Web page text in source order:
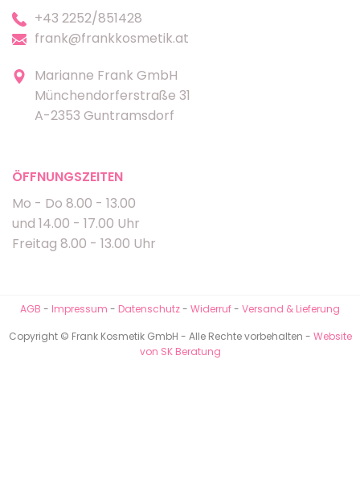
+43 2252/851428
frank@frankkosmetik.at
Marianne Frank GmbH
Münchendorferstraße 31
A-2353 Guntramsdorf
ÖFFNUNGSZEITEN
Mo - Do 8.00 - 13.00
und 14.00 - 17.00 Uhr
Freitag 8.00 - 13.00 Uhr
AGB - Impressum - Datenschutz- Widerruf- Versand & Lieferung
Copyright © Frank Kosmetik GmbH - Alle Rechte vorbehalten - Website
von SK Beratung